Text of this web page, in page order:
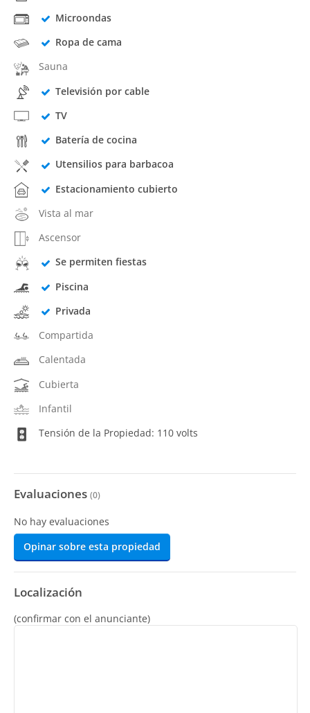
Microondas
Ropa de cama
Sauna
Televisión por cable
TV
Batería de cocina
Utensilios para barbacoa
Estacionamiento cubierto
Vista al mar
Ascensor
Se permiten fiestas
Piscina
Privada
Compartida
Calentada
Cubierta
Infantil
Tensión de la Propiedad: 110 volts
Evaluaciones (0)
No hay evaluaciones
Opinar sobre esta propiedad
Localización
(confirmar con el anunciante)